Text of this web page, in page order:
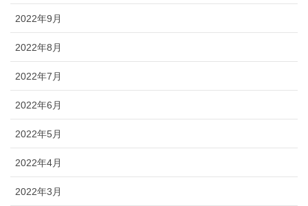
2022年9月
2022年8月
2022年7月
2022年6月
2022年5月
2022年4月
2022年3月